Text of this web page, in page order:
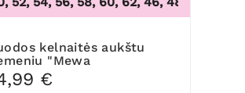
54, 56/58, 60/62
"Mewa
€